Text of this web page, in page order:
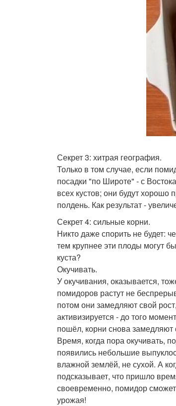
Секрет 3: хитрая география.
Только в том случае, если
посадки "по Широте" - с
всех кустов; они будут
полдень. Как результат -
Секрет 4: сильные корни.
Никто даже спорить не будет:
тем крупнее эти плоды могут
куста?
Окучивать.
У окучивания, оказывается,
помидоров растут не
потом они замедляют свой
активизируется - до того
пошёл, корни снова замедляют
Время, когда пора окучивать,
появились небольшие
влажной землёй, не сухой. А
подсказывает, что пришло
своевременно, помидор
урожая!